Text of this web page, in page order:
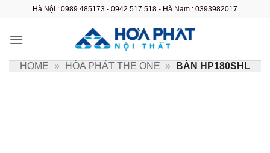
nội
Hà Nội : 0989 485173 - 0942 517 518 - Hà Nam : 0393982017
HOME » HÒA PHÁT THE ONE » BÀN HP180SHL